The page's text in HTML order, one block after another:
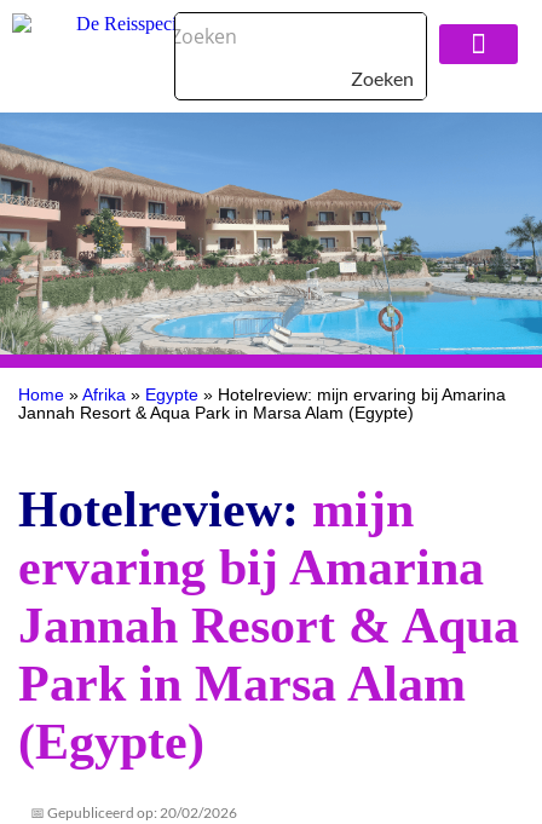
Zoeken
Home » Afrika » Egypte » Hotelreview: mijn ervaring bij Amarina
Jannah Resort & Aqua Park in Marsa Alam (Egypte)
Hotelreview: mijn
ervaring bij Amarina
Jannah Resort & Aqua
Park in Marsa Alam
(Egypte)
📅 Gepubliceerd op: 20/02/2026